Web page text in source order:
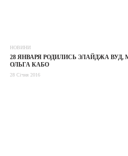
НОВИНИ
28 ЯНВАРЯ РОДИЛИСЬ ЭЛАЙДЖА
ОЛЬГА КАБО
28 Січня 2016